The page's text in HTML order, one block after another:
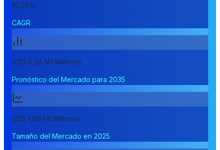
10,20%
CAGR
USD 5,26 Mil Millones
Pronóstico del Mercado para 2035
USD 1,99 Mil Millones
Tamaño del Mercado en 2025